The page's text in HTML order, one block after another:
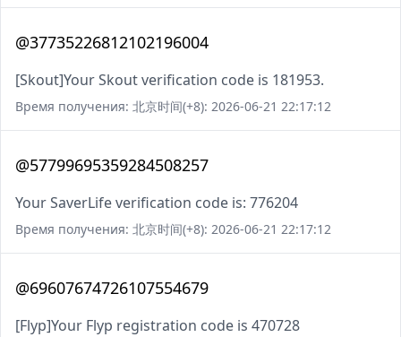
@37735226812102196004
[Skout]Your Skout verification code is 181953.
Время получения: 北京时间(+8): 2026-06-21 22:17:12
@57799695359284508257
Your SaverLife verification code is: 776204
Время получения: 北京时间(+8): 2026-06-21 22:17:12
@69607674726107554679
[Flyp]Your Flyp registration code is 470728